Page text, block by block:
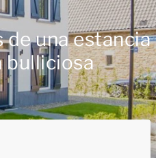
una estancia
bulliciosa